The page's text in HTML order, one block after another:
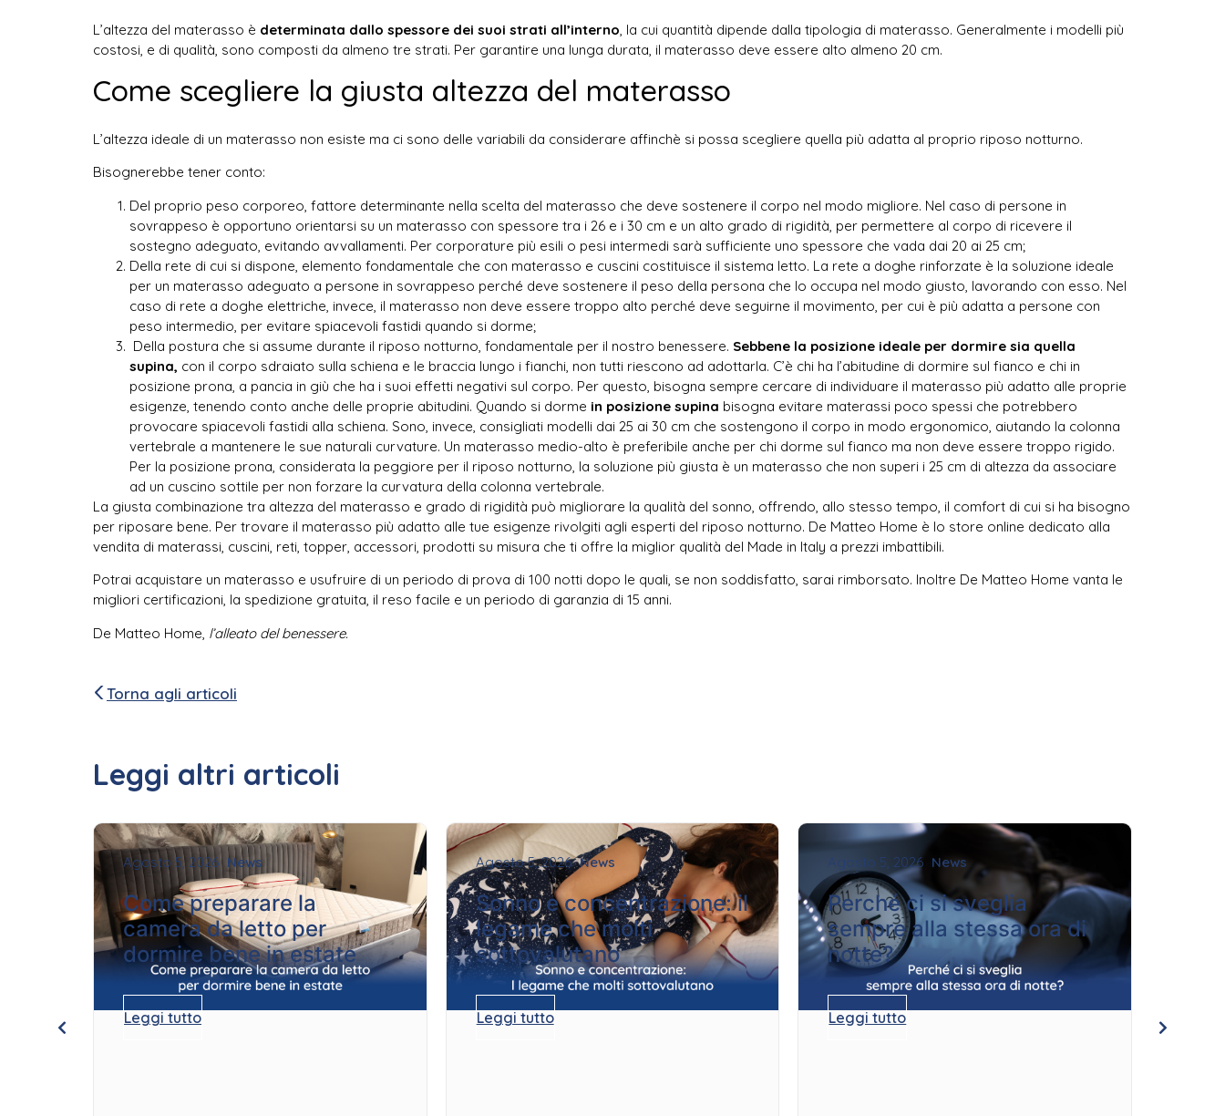
L’altezza del materasso è determinata dallo spessore dei suoi strati all’interno , la cui quantità dipende dalla tipologia di materasso. Generalmente i modelli più
costosi, e di qualità, sono composti da almeno tre strati. Per garantire una lunga durata, il materasso deve essere alto almeno 20 cm.
Come scegliere la giusta altezza del materasso
L’altezza ideale di un materasso non esiste ma ci sono delle variabili da considerare affinchè si possa scegliere quella più adatta al proprio riposo notturno.
Bisognerebbe tener conto:
Del proprio peso corporeo, fattore determinante nella scelta del materasso che deve sostenere il corpo nel modo migliore. Nel caso di persone in
sovrappeso è opportuno orientarsi su un materasso con spessore tra i 26 e i 30 cm e un alto grado di rigidità, per permettere al corpo di ricevere il
sostegno adeguato, evitando avvallamenti. Per corporature più esili o pesi intermedi sarà sufficiente uno spessore che vada dai 20 ai 25 cm;
Della rete di cui si dispone, elemento fondamentale che con materasso e cuscini costituisce il sistema letto. La rete a doghe rinforzate è la soluzione ideale
per un materasso adeguato a persone in sovrappeso perché deve sostenere il peso della persona che lo occupa nel modo giusto, lavorando con esso. Nel
caso di rete a doghe elettriche, invece, il materasso non deve essere troppo alto perché deve seguirne il movimento, per cui è più adatta a persone con
peso intermedio, per evitare spiacevoli fastidi quando si dorme;
Della postura che si assume durante il riposo notturno, fondamentale per il nostro benessere. Sebbene la posizione ideale per dormire sia quella
supina, con il corpo sdraiato sulla schiena e le braccia lungo i fianchi, non tutti riescono ad adottarla. C’è chi ha l’abitudine di dormire sul fianco e chi in
posizione prona, a pancia in giù che ha i suoi effetti negativi sul corpo. Per questo, bisogna sempre cercare di individuare il materasso più adatto alle proprie
esigenze, tenendo conto anche delle proprie abitudini. Quando si dorme in posizione supina bisogna evitare materassi poco spessi che potrebbero
provocare spiacevoli fastidi alla schiena. Sono, invece, consigliati modelli dai 25 ai 30 cm che sostengono il corpo in modo ergonomico, aiutando la colonna
vertebrale a mantenere le sue naturali curvature. Un materasso medio-alto è preferibile anche per chi dorme sul fianco ma non deve essere troppo rigido.
Per la posizione prona, considerata la peggiore per il riposo notturno, la soluzione più giusta è un materasso che non superi i 25 cm di altezza da associare
ad un cuscino sottile per non forzare la curvatura della colonna vertebrale.
La giusta combinazione tra altezza del materasso e grado di rigidità può migliorare la qualità del sonno, offrendo, allo stesso tempo, il comfort di cui si ha bisogno
per riposare bene. Per trovare il materasso più adatto alle tue esigenze rivolgiti agli esperti del riposo notturno. De Matteo Home è lo store online dedicato alla
vendita di materassi, cuscini, reti, topper, accessori, prodotti su misura che ti offre la miglior qualità del Made in Italy a prezzi imbattibili.
Potrai acquistare un materasso e usufruire di un periodo di prova di 100 notti dopo le quali, se non soddisfatto, sarai rimborsato. Inoltre De Matteo Home vanta le
migliori certificazioni, la spedizione gratuita, il reso facile e un periodo di garanzia di 15 anni.
De Matteo Home, l’alleato del benessere.
Torna agli articoli
Leggi altri articoli
Agosto 5, 2026 News
Come preparare la
camera da letto per
dormire bene in estate
Leggi tutto
Agosto 5, 2026 News
Sonno e concentrazione: il
legame che molti
sottovalutano
Leggi tutto
Agosto 5, 2026 News
Perché ci si sveglia
sempre alla stessa ora di
notte?
Leggi tutto